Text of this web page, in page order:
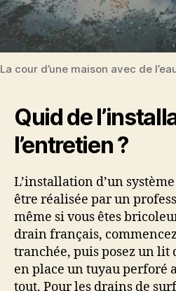
La cour d’une maison avec de
Quid de
l’entretien ?
L’installation d’un
être réalisée par un
même si vous êtes
drain français,
tranchée, puis posez un lit
en place un tuyau perforé
tout. Pour les drains de